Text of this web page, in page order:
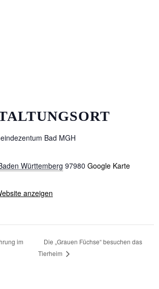
Bad MGH
Württemberg 97980 Google Karte
anzeigen
im
Die „Grauen Füchse“ besuchen das
Tierheim